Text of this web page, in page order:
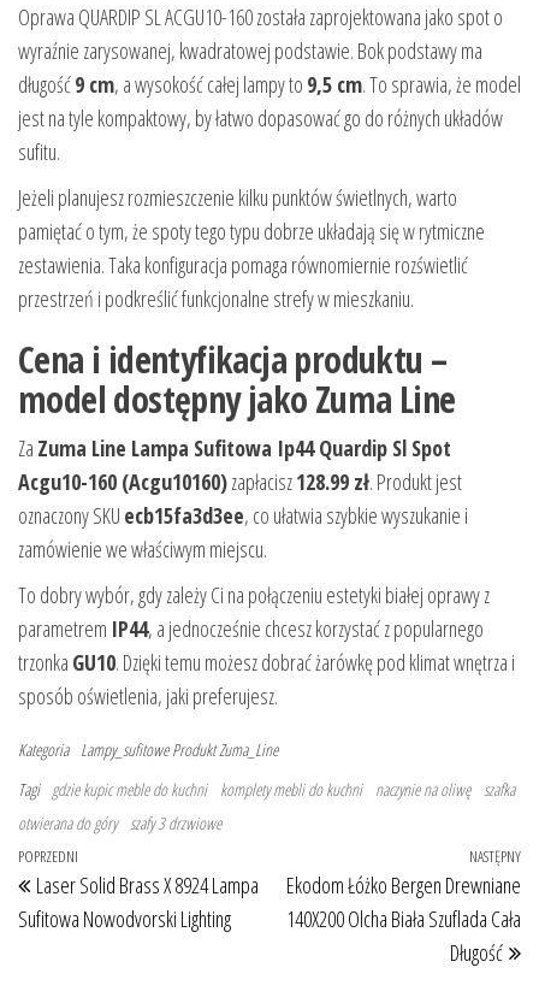
Oprawa QUARDIP SL ACGU10-160 została zaprojektowana jako spot o
wyraźnie zarysowanej, kwadratowej podstawie. Bok podstawy ma
długość9 cm, a wysokość całej lampy to 9,5 cm. To sprawia, że model
jest na tyle kompaktowy, by łatwo dopasować go do różnych układów
sufitu.
Jeżeli planujesz rozmieszczenie kilku punktów świetlnych, warto
pamiętać o tym, że spoty tego typu dobrze układają się w rytmiczne
zestawienia. Taka konfiguracja pomaga równomiernie rozświetlić
przestrzeń i podkreślić funkcjonalne strefy w mieszkaniu.
Cena i identyfikacja produktu –
model dostępny jako Zuma Line
Za Zuma Line Lampa Sufitowa Ip44 Quardip Sl Spot
Acgu10-160 (Acgu10160)zapłacisz128.99 zł. Produkt jest
oznaczony SKU ecb15fa3d3ee, co ułatwia szybkie wyszukanie i
zamówienie we właściwym miejscu.
To dobry wybór, gdy zależy Ci na połączeniu estetyki białej oprawy z
parametrem IP44, a jednocześnie chcesz korzystać z popularnego
trzonka GU10. Dzięki temu możesz dobrać żarówkę pod klimat wnętrza i
sposób oświetlenia, jaki preferujesz.
Kategoria Lampy_sufitowe ProduktZuma_Line
Tagi gdzie kupic meble do kuchni komplety mebli do kuchni naczynie na oliwę szafka
otwierana do góry szafy 3 drzwiowe
Nawigacja wpisu
Poprzedni wpis
POPRZEDNI
Laser Solid Brass X 8924 Lampa
Sufitowa Nowodvorski Lighting
NASTĘPNY
Ekodom Łóżko Bergen Drewniane
140X200 Olcha Biała Szuflada Cała
Długość